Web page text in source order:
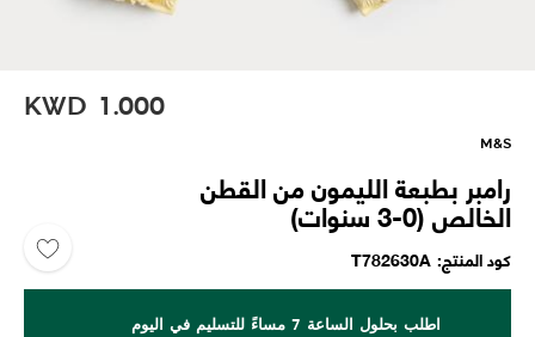
KWD 1.000
M&S
رامبر بطبعة الليمون من القطن
الخالص (0-3 سنوات)
كود المنتج T782630A
اطلب بحلول الساعة 7 مساءً للتسليم في اليوم